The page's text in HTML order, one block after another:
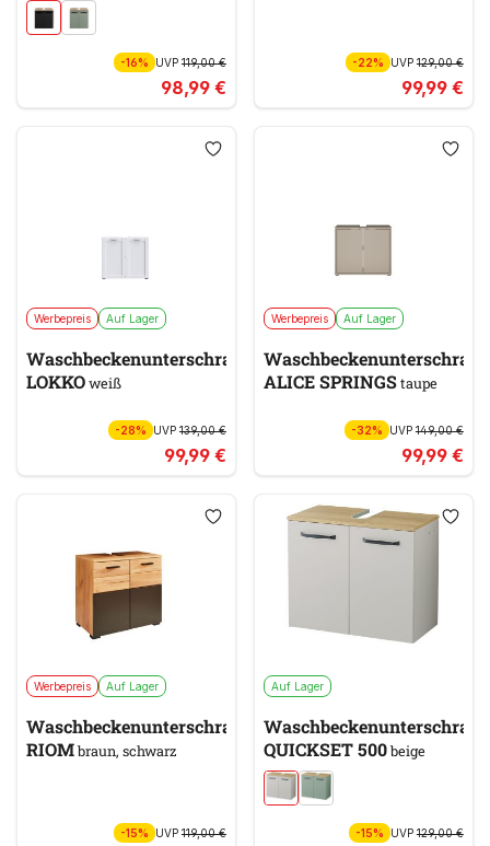
-16% UVP 119,00 €
98,99 €
-22% UVP129,00 €
99,99 €
Werbepreis Auf Lager
Waschbeckenunterschrank
LOKKOweiß
-28% UVP 139,00 €
99,99 €
Werbepreis Auf Lager
Waschbeckenunterschrank
ALICE SPRINGStaupe
-32% UVP149,00 €
99,99 €
Werbepreis Auf Lager
Waschbeckenunterschrank
RIOMbraun, schwarz
-15% UVP 119,00 €
Auf Lager
Waschbeckenunterschrank
QUICKSET 500beige
-15% UVP129,00 €